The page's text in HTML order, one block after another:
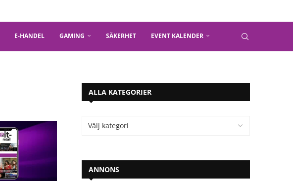
E-HANDEL GAMING SÄKERHET EVENT KALENDER
ALLA KATEGORIER
ANNONS